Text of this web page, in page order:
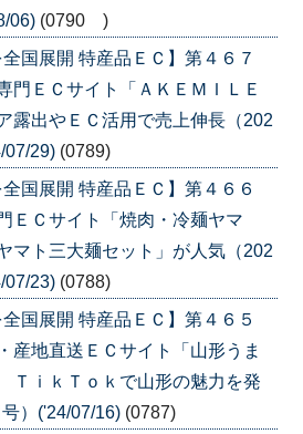
06) (0790 )
全国展開 特産品ＥＣ】第４６７
ＥＣサイト「ＡＫＥＭＩＬＥ
出やＥＣ活用で売上伸長（202
07/29) (0789)
全国展開 特産品ＥＣ】第４６６
ＥＣサイト「焼肉・冷麺ヤマ
マト三大麺セット」が人気（202
07/23) (0788)
全国展開 特産品ＥＣ】第４６５
地直送ＥＣサイト「山形うま
ｉｋＴｏｋで山形の魅力を発
）('24/07/16) (0787)